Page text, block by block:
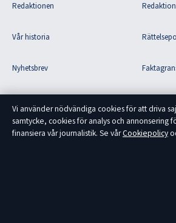
Redaktionen
Vår historia
Nyhetsbrev
RSS-flöde
Vi använder nödvändiga cookies för att driva
samtycke, cookies för analys och annonsering
finansiera vår journalistik. Se vårCookiepolicy